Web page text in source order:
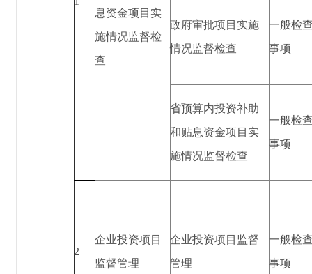
息资金项目实
施情况监督检
查
政府审批项目实施
情况监督检查
一般检
事项
省预算内投资补助
和贴息资金项目实
施情况监督检查
一般检
事项
2
企业投资项目
监督管理
企业投资项目监督
管理
一般检
事项